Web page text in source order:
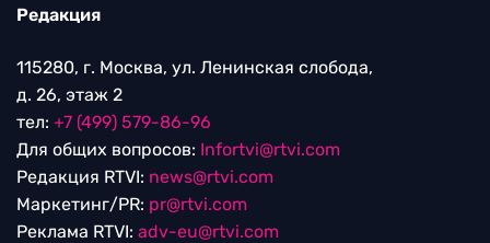
Редакция
115280, г. Москва, ул. Ленинская слобода,
д. 26, этаж 2
тел: +7 (499) 579-86-96
Для общих вопросов: Infortvi@rtvi.com
Редакция RTVI: news@rtvi.com
Маркетинг/PR: pr@rtvi.com
Реклама RTVI: adv-eu@rtvi.com